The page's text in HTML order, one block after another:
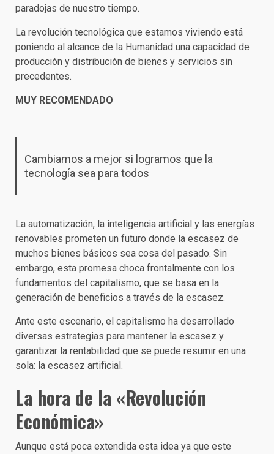
paradojas de nuestro tiempo.
La revolución tecnológica que estamos viviendo está
poniendo al alcance de la Humanidad una capacidad de
producción y distribución de bienes y servicios sin
precedentes.
MUY RECOMENDADO
Cambiamos a mejor si logramos que la
tecnología sea para todos
La automatización, la inteligencia artificial y las energías
renovables prometen un futuro donde la escasez de
muchos bienes básicos sea cosa del pasado. Sin
embargo, esta promesa choca frontalmente con los
fundamentos del capitalismo, que se basa en la
generación de beneficios a través de la escasez.
Ante este escenario, el capitalismo ha desarrollado
diversas estrategias para mantener la escasez y
garantizar la rentabilidad que se puede resumir en una
sola: la escasez artificial.
La hora de la «Revolución
Económica»
Aunque está poca extendida esta idea ya que este